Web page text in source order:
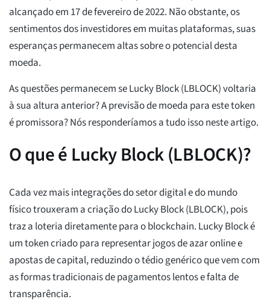
alcançado em 17 de fevereiro de 2022. Não obstante, os
sentimentos dos investidores em muitas plataformas, suas
esperanças permanecem altas sobre o potencial desta
moeda.
As questões permanecem se Lucky Block (LBLOCK) voltaria
à sua altura anterior? A previsão de moeda para este token
é promissora? Nós responderíamos a tudo isso neste artigo.
O que é Lucky Block (LBLOCK)?
Cada vez mais integrações do setor digital e do mundo
físico trouxeram a criação do Lucky Block (LBLOCK), pois
traz a loteria diretamente para o blockchain. Lucky Block é
um token criado para representar jogos de azar online e
apostas de capital, reduzindo o tédio genérico que vem com
as formas tradicionais de pagamentos lentos e falta de
transparência.